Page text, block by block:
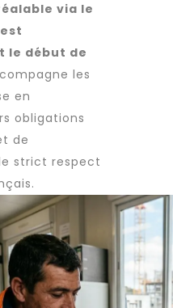
via le
le début de
les
en
obligations
de
strict respect